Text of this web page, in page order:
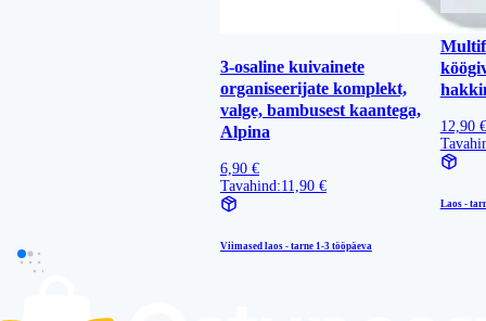
3-osaline kuivainete
organiseerijate komplekt,
valge, bambusest kaantega,
Alpina
6,90 €
Tavahind:11,90 €
Viimased laos - tarne 1-3 tööpäeva
12,90 €
Laos -